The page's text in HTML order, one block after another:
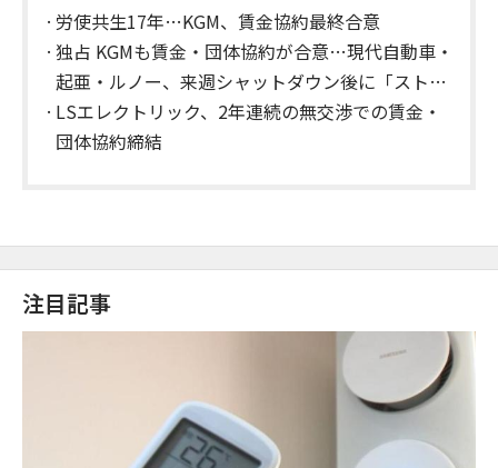
労使共生17年…KGM、賃金協約最終合意
独占 KGMも賃金・団体協約が合意…現代自動車・
起亜・ルノー、来週シャットダウン後に「ストの
分岐点」
LSエレクトリック、2年連続の無交渉での賃金・
団体協約締結
注目記事